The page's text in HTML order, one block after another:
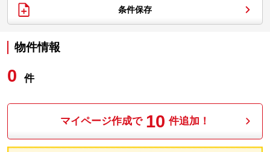
条件保存
物件情報
0 件
マイページ作成で 10 件追加！